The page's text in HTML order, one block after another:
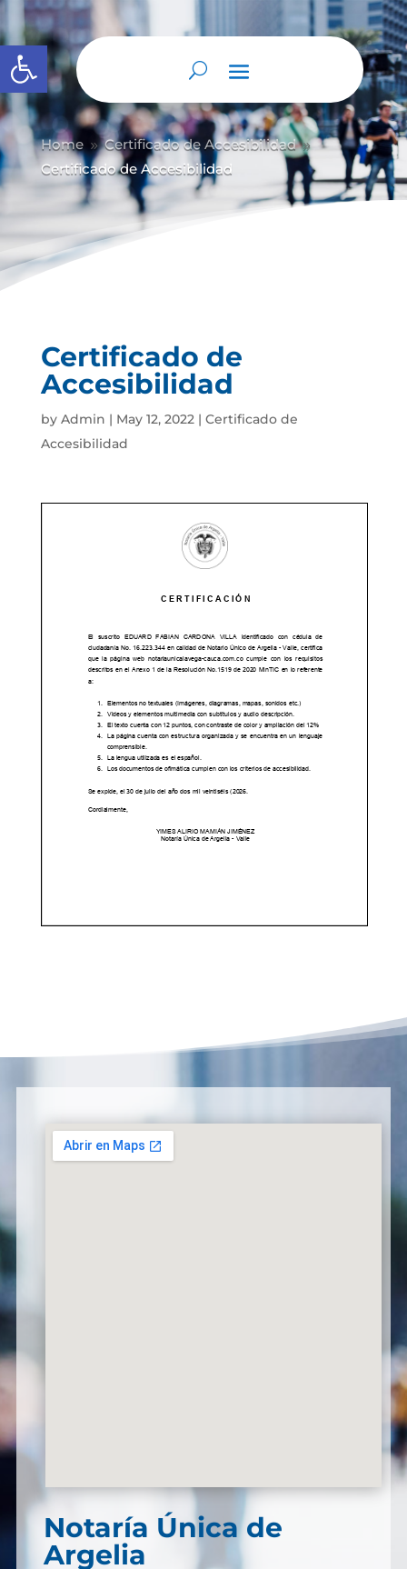
Abrir barra de herramientas
Home 9 Certificado de Accesibilidad 9
Certificado de Accesibilidad
Certificado de
Accesibilidad
by Admin | May 12, 2022| Certificado de
Accesibilidad
Notaría Única de
Argelia